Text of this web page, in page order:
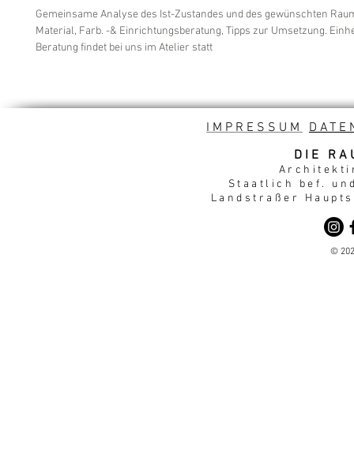
Gemeinsame Analyse des Ist-Zustandes und des gewünschten
Material, Farb. -& Einrichtungsberatung, Tipps zur Umsetzung.
Beratung findet bei uns im Atelier statt
IMPRESSUM
DIE
Staatlich bef.
Landstraßer
©